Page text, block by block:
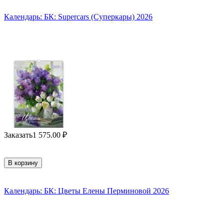
Календарь: БК: Supercars (Суперкары) 2026
Заказать1 575.00 ₽
В корзину
Календарь: БК: Цветы Елены Перминовой 2026